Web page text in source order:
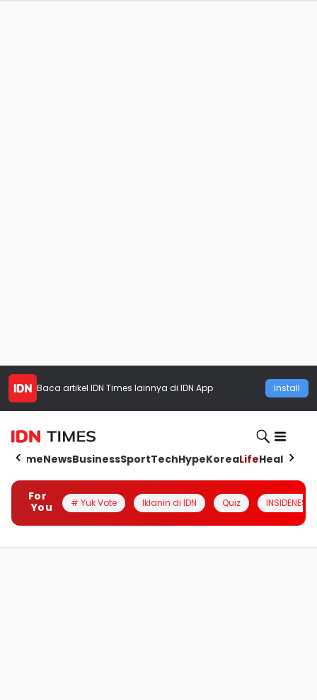
Baca artikel IDN Times lainnya di IDN App Install
HomeNewsBusinessSportTechHypeKoreaLifeHealth
For
You
# Yuk Vote Iklanin di IDN Quiz INSIDENESIA